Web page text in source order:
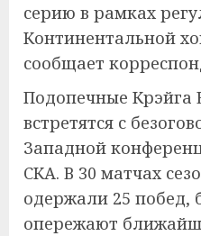
серию в рамках
Континентальной
сообщает
Подопечные Крэйга
встретятся с
Западной
СКА. В 30 матчах
одержали 25 побед,
опережают